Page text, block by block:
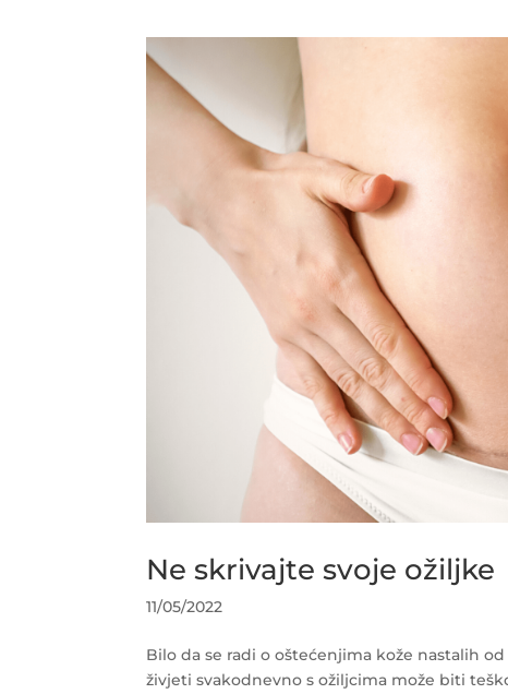
Ne skrivajte svoje ožiljke
11/05/2022
Bilo da se radi o oštećenjima kože nastalih
živjeti svakodnevno s ožiljcima može biti